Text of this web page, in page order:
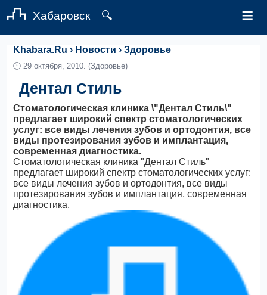
Хабаровск 🔍 ≡
Khabara.Ru › Новости ›Здоровье
🕛29 октября, 2010. (Здоровье)
Дентал Стиль
Стоматологическая клиника \"Дентал Стиль\"
предлагает широкий спектр стоматологических
услуг: все виды лечения зубов и ортодонтия, все
виды протезирования зубов и имплантация,
современная диагностика.
Стоматологическая клиника "Дентал Стиль"
предлагает широкий спектр стоматологических услуг:
все виды лечения зубов и ортодонтия, все виды
протезирования зубов и имплантация, современная
диагностика.